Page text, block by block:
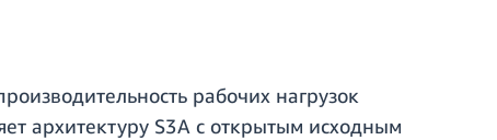
рабочих нагрузок
архитектуру S3A с открытым исходным